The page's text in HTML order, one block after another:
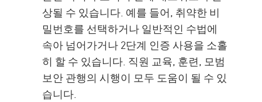
상될 수 있습니다. 예를 들어, 취약한 비
밀번호를 선택하거나 일반적인 수법에
속아 넘어가거나 2단계 인증 사용을 소홀
히 할 수 있습니다. 직원 교육, 훈련, 모범
보안 관행의 시행이 모두 도움이 될 수 있
습니다.